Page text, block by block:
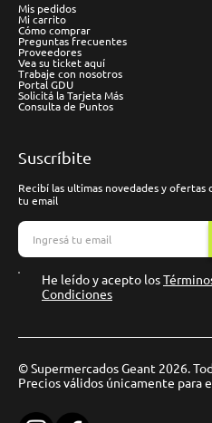
Mis pedidos
Mi carrito
Cómo comprar
Preguntas frecuentes
Proveedores
Vea su ticket aquí
Trabaje con nosotros
Portal GDU
Solicitá la Tarjeta Más
Consulta de Puntos
Suscríbite
Recibí las ultimas novedades y ofertas
tu email
He leído y acepto los
Condiciones
© Supermercados Geant 2026.
Precios válidos únicamente para